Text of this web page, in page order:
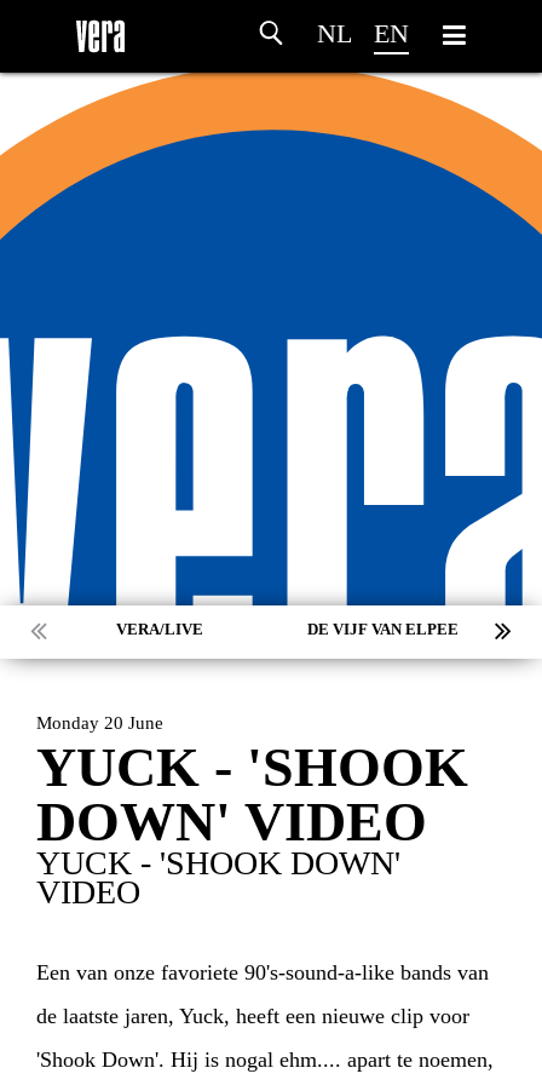
NL EN
HOME
PHOTOSNEWS INFOWEBSHOP
MY TICKETS
VERA/LIVE DE VIJF VAN ELPEE
Monday 20 June
YUCK - 'SHOOK
DOWN' VIDEO
YUCK - 'SHOOK DOWN'
VIDEO
Een van onze favoriete 90's-sound-a-like bands van
de laatste jaren, Yuck, heeft een nieuwe clip voor
'Shook Down'. Hij is nogal ehm.... apart te noemen,